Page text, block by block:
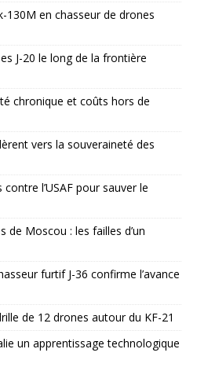
130M en chasseur de drones
J-20 le long de la frontière
chronique et coûts hors de
vers la souveraineté des
l’USAF pour sauver le
de Moscou : les failles d’un
furtif J-36 confirme l’avance
de 12 drones autour du KF-21
un apprentissage technologique